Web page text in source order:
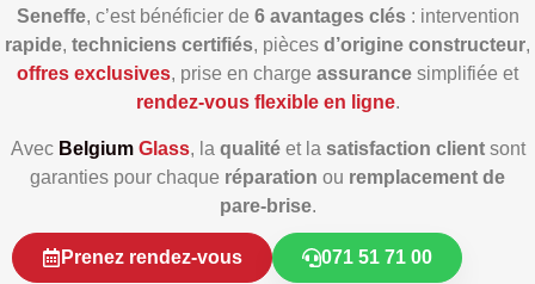
Seneffe, c’est bénéficier de 6 avantages clés: intervention
rapide, techniciens certifiés, pièces d’origine constructeur,
offres exclusives, prise en charge assurance simplifiée et
rendez‑vous flexible en ligne.
Avec Belgium Glass, la qualitéet la satisfaction clientsont
garanties pour chaque réparation ou remplacement de
pare‑brise.
Prenez rendez-vous 071 51 71 00